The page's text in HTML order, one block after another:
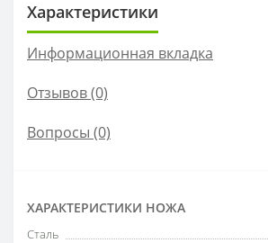
Характеристики
Информационная вкладка
Отзывов (0)
Вопросы (0)
ХАРАКТЕРИСТИКИ НОЖА
Сталь